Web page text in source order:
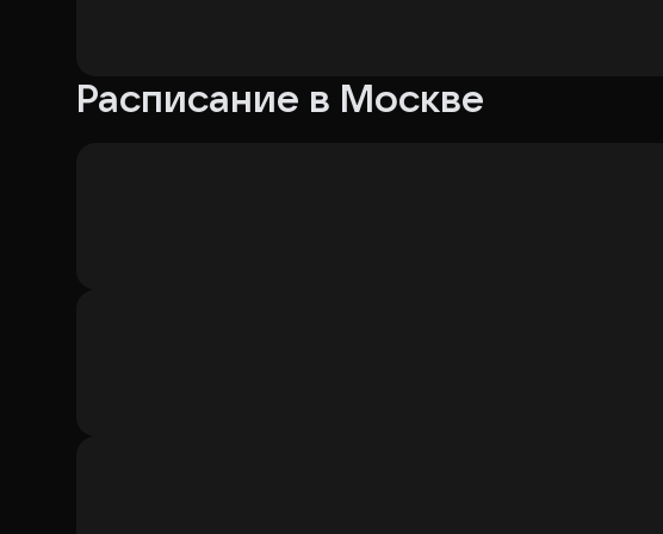
Расписание в Москве